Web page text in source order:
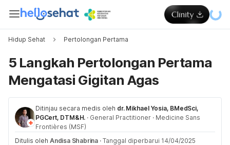
Hidup Sehat Pertolongan Pertama
5 Langkah Pertolongan Pertama
Mengatasi Gigitan Agas
Ditinjau secara medis oleh dr. Mikhael Yosia, BMedSci,
PGCert, DTM&H. · General Practitioner · Medicine Sans
Frontières (MSF)
Ditulis oleh Andisa Shabrina · Tanggal diperbarui 14/04/2025